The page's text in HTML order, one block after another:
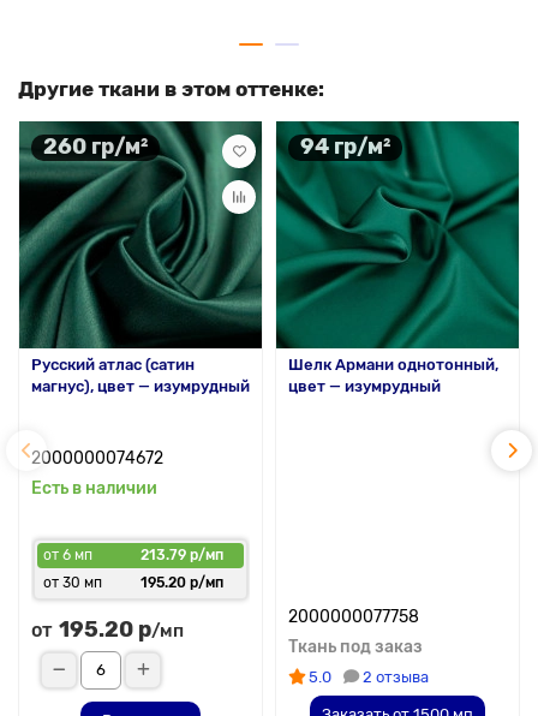
Другие ткани в этом оттенке:
260 гр/м²
Русский атлас (сатин
магнус), цвет — изумрудный
2000000074672
Есть в наличии
от 6 мп
213.79 р/мп
от 30 мп
195.20 р/мп
от 195.20 р/мп
94 гр/м²
Шелк Армани однотонный,
цвет — изумрудный
2000000077758
Ткань под заказ
5.0 2 отзыва